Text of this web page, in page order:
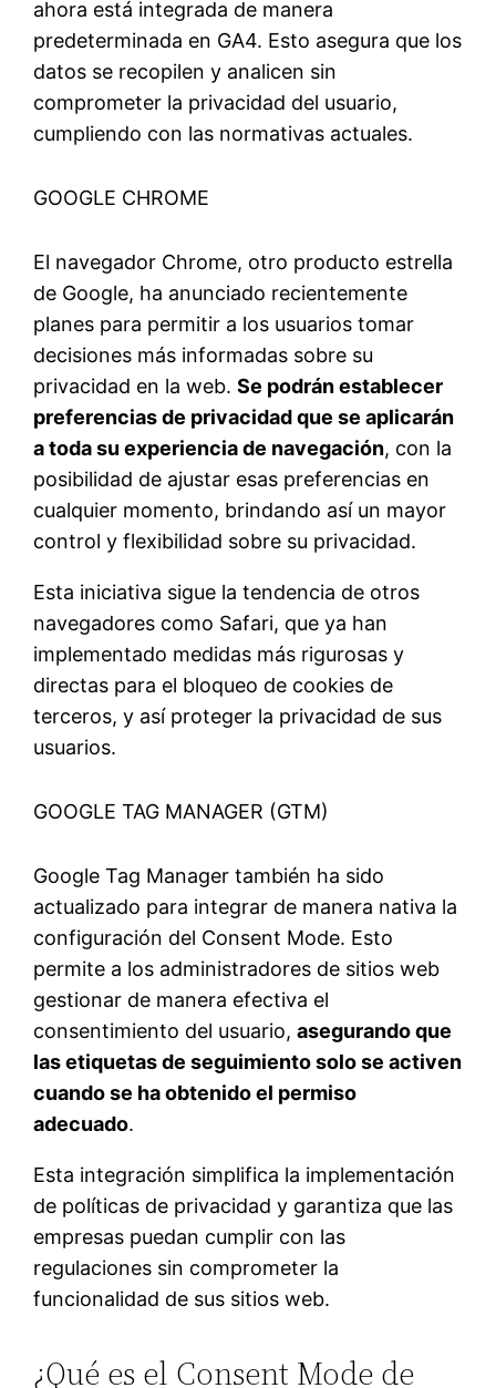
ahora está integrada de manera
predeterminada en GA4. Esto asegura que los
datos se recopilen y analicen sin
comprometer la privacidad del usuario,
cumpliendo con las normativas actuales.
GOOGLE CHROME
El navegador Chrome, otro producto estrella
de Google, ha anunciado recientemente
planes para permitir a los usuarios tomar
decisiones más informadas sobre su
privacidad en la web.Se podrán establecer
preferencias de privacidad que se aplicarán
a toda su experiencia de navegación, con la
posibilidad de ajustar esas preferencias en
cualquier momento, brindando así un mayor
control y flexibilidad sobre su privacidad.
Esta iniciativa sigue la tendencia de otros
navegadores como Safari, que ya han
implementado medidas más rigurosas y
directas para el bloqueo de cookies de
terceros, y así proteger la privacidad de sus
usuarios.
GOOGLE TAG MANAGER (GTM)
Google Tag Manager también ha sido
actualizado para integrar de manera nativa la
configuración del Consent Mode. Esto
permite a los administradores de sitios web
gestionar de manera efectiva el
consentimiento del usuario,asegurando que
las etiquetas de seguimiento solo se activen
cuando se ha obtenido el permiso
adecuado.
Esta integración simplifica la implementación
de políticas de privacidad y garantiza que las
empresas puedan cumplir con las
regulaciones sin comprometer la
funcionalidad de sus sitios web.
¿Qué es el Consent Mode de